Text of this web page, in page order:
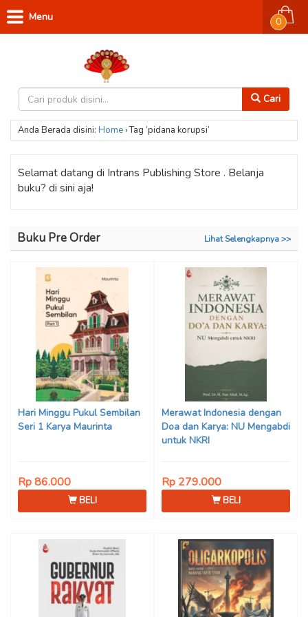
Cari
0
Menu
Anda Berada disini: Home›Tag ‘pidana korupsi’
Selamat datang di Intrans Publishing Store . Belanja
buku? di sini aja!
Buku Pre Order Lihat Selengkapnya >>
Hari Minggu Pukul Sembilan
Seri 1 Karya Maurinta
Rp 86.000
BELI
Merawat Indonesia dengan
Doa dan Karya: NU Mengabdi
untuk NKRI
Rp 279.000
BELI